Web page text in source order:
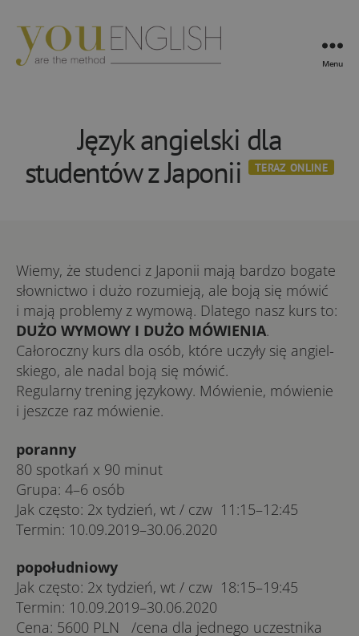
Menu
Język angielski dla
studentów z Japonii
TERAZ ONLINE
Wiemy, że studenci z Japonii mają bardzo bogate
słownictwo i dużo rozumieją, ale boją się mówić
i mają problemy z wymową. Dlatego nasz kurs to:
DUŻO WYMOWY I DUŻO MÓWIENIA.
Całoroczny kurs dla osób, któ­re uczy­ły się an­giel­
skie­go, ale na­dal bo­ją się mó­wić.
Re­gu­lar­ny tre­ning ję­zy­ko­wy. Mó­wie­nie, mó­wie­nie
i jesz­cze raz mó­wie­nie.
poranny
80 spo­tkań x 90 minut
Gru­pa: 4–6 osób
Jak czę­sto: 2x ty­dzień, wt / czw 11:15–12:45
Ter­min: 10.09.2019–30.06.2020
popołudniowy
Jak czę­sto: 2x ty­dzień, wt / czw 18:15–19:45
Ter­min: 10.09.2019–30.06.2020
Ce­na: 5600 PLN /ce­na dla jed­ne­go uczest­ni­ka